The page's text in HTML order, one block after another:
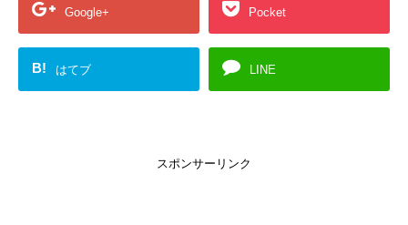
Google+ Pocket
B! はてブ LINE
スポンサーリンク